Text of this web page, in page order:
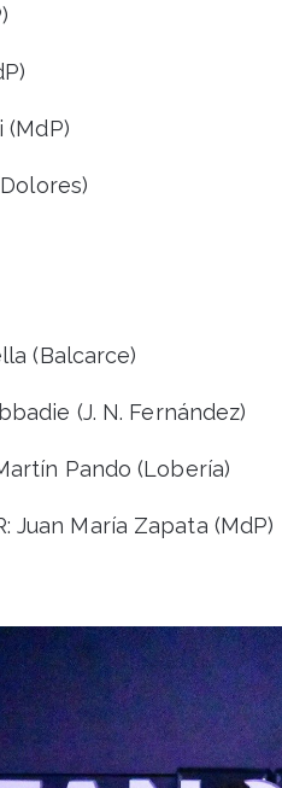
(MdP)
(Balcarce)
(J. N. Fernández)
Pando (Lobería)
Juan María Zapata (MdP)